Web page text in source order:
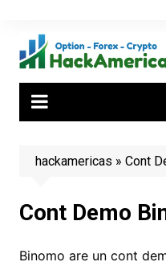
content
hackamericas » Cont
Cont Demo
Binomo are un cont